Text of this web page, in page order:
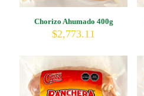
Chorizo Ahumado 400g
$2,773.11